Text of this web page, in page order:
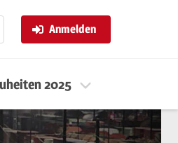
Anmelden
2025